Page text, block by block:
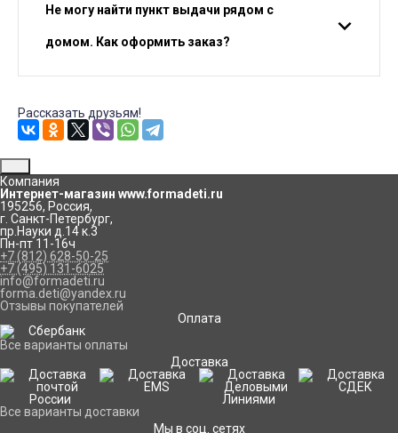
Не могу найти пункт выдачи рядом с
домом. Как оформить заказ?
Рассказать друзьям!
Компания
Интернет-магазин www.formadeti.ru
195256, Россия,
г. Санкт-Петербург,
пр.Науки д.14 к.3
Пн-пт 11-16ч
+7 (812) 628-50-25
+7 (495) 131-6025
info@formadeti.ru
forma.deti@yandex.ru
Отзывы покупателей
Оплата
Все варианты оплаты
Доставка
Все варианты доставки
Мы в соц. сетях